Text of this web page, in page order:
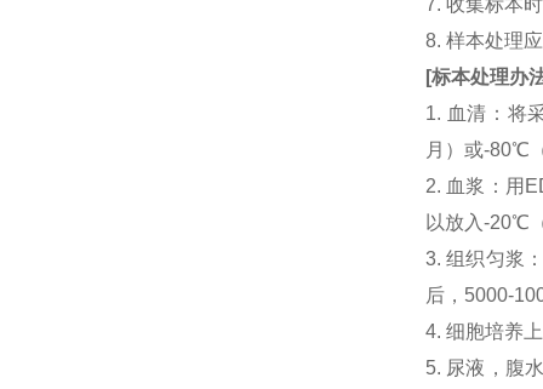
7. 收集标本
8. 样本处理
[标本处理办
1. 血清：将
月）或-80℃
2. 血浆：用
以放入-20℃
3. 组织匀浆
后，5000-
4. 细胞培养
5. 尿液，腹